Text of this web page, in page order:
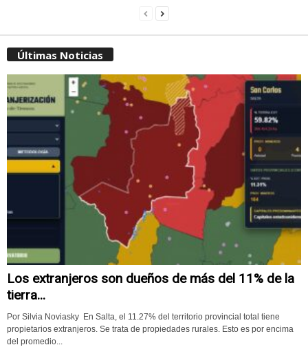
Últimas Noticias
Los extranjeros son dueños de más del 11% de la
tierra...
Por Silvia Noviasky En Salta, el 11.27% del territorio provincial total tiene
propietarios extranjeros. Se trata de propiedades rurales. Esto es por encima
del promedio...